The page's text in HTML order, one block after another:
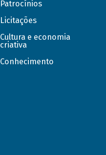
Patrocínios
Licitações
Cultura e economia
criativa
Conhecimento